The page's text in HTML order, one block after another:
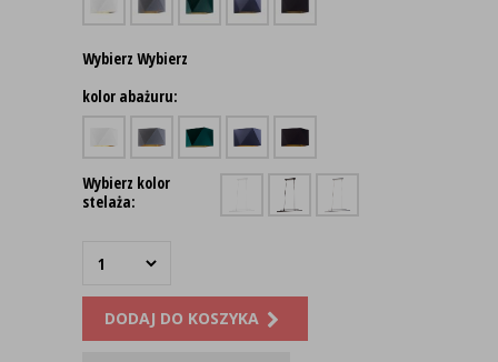
Wybierz Wybierz
kolor abażuru:
Wybierz kolor
stelaża:
DODAJ DO KOSZYKA